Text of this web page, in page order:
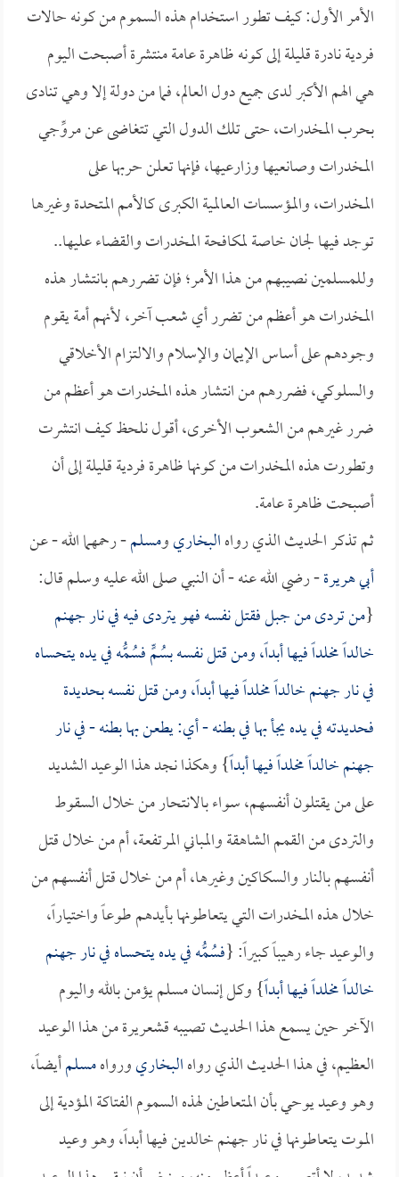
الأمر الأول: كيف تطور استخدام هذه السموم من كونه حالات
فردية نادرة قليلة إلى كونه ظاهرة عامة منتشرة أصبحت اليوم
هي الهم الأكبر لدى جميع دول العالم، فما من دولة إلا وهي تنادى
بحرب المخدرات، حتى تلك الدول التي تتغاضى عن مروِّجي
المخدرات وصانعيها وزارعيها، فإنها تعلن حربها على
المخدرات، والمؤسسات العالمية الكبرى كالأمم المتحدة وغيرها
توجد فيها لجان خاصة لمكافحة المخدرات والقضاء عليها..
وللمسلمين نصيبهم من هذا الأمر؛ فإن تضررهم بانتشار هذه
المخدرات هو أعظم من تضرر أي شعب آخر، لأنهم أمة يقوم
وجودهم على أساس الإيمان والإسلام والالتزام الأخلاقي
والسلوكي، فضررهم من انتشار هذه المخدرات هو أعظم من
ضرر غيرهم من الشعوب الأخرى، أقول نلحظ كيف انتشرت
وتطورت هذه المخدرات من كونها ظاهرة فردية قليلة إلى أن
أصبحت ظاهرة عامة.
ثم تذكر الحديث الذي رواهالبخاريومسلم- رحمهما الله - عن
أبي هريرة- رضي الله عنه - أن النبي صلى الله عليه وسلم قال:
{من تردى من جبل فقتل نفسه فهو يتردى فيه في نار جهنم
خالداً مخلداً فيها أبداً، ومن قتل نفسه بسُمٍّ فسُمُّه في يده يتحساه
في نار جهنم خالداً مخلداً فيها أبداً، ومن قتل نفسه بحديدة
فحديدته في يده يجأ بها في بطنه - أي: يطعن بها بطنه - في نار
جهنم خالداً مخلداً فيها أبداً} وهكذا نجد هذا الوعيد الشديد
على من يقتلون أنفسهم، سواء بالانتحار من خلال السقوط
والتردى من القمم الشاهقة والمباني المرتفعة، أم من خلال قتل
أنفسهم بالنار والسكاكين وغيرها، أم من خلال قتل أنفسهم من
خلال هذه المخدرات التي يتعاطونها بأيدهم طوعاً واختياراً،
والوعيد جاء رهيباً كبيراً: {فسُمُّه في يده يتحساه في نار جهنم
خالداً مخلداً فيها أبداً} وكل إنسان مسلم يؤمن بالله واليوم
الآخر حين يسمع هذا الحديث تصيبه قشعريرة من هذا الوعيد
العظيم، في هذا الحديث الذي رواهالبخاريورواهمسلمأيضاً،
وهو وعيد يوحي بأن المتعاطين لهذه السموم الفتاكة المؤدية إلى
الموت يتعاطونها في نار جهنم خالدين فيها أبداً، وهو وعيد